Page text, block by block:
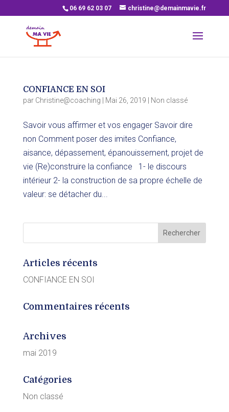
06 69 62 03 07 christine@demainmavie.fr
CONFIANCE EN SOI
par Christine@coaching Mai 26, 2019 Non classé
Savoir vous affirmer et vos engager Savoir dire
non Comment poser des imites Confiance,
aisance, dépassement, épanouissement, projet de
vie (Re)construire la confiance 1- le discours
intérieur 2- la construction de sa propre échelle de
valeur: se détacher du...
Articles récents
CONFIANCE EN SOI
Commentaires récents
Archives
mai 2019
Catégories
Non classé